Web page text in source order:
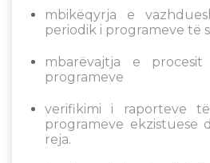
mbikëqyrja e
periodik i programeve të
mbarëvajtja e
programeve
verifikimi i raporteve
programeve ekzistuese
reja.